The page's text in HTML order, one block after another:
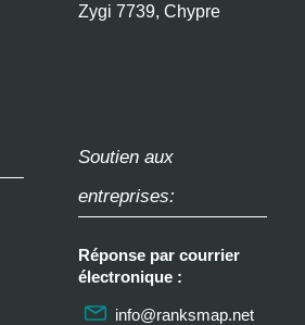
Zygi 7739, Chypre
Soutien aux
entreprises:
Réponse par courrier
électronique :
info@ranksmap.net